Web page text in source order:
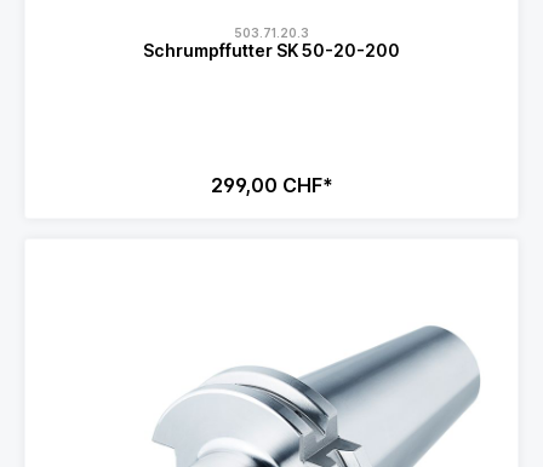
503.71.20.3
Schrumpffutter SK 50-20-200
299,00 CHF*